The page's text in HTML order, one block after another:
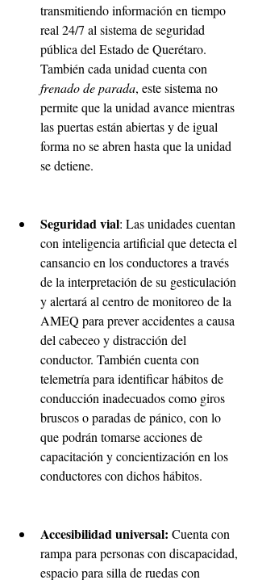
transmitiendo información en tiempo
real 24/7 al sistema de seguridad
pública del Estado de Querétaro.
También cada unidad cuenta con
frenado de parada, este sistema no
permite que la unidad avance mientras
las puertas están abiertas y de igual
forma no se abren hasta que la unidad
se detiene.
Seguridad vial: Las unidades cuentan
con inteligencia artificial que detecta el
cansancio en los conductores a través
de la interpretación de su gesticulación
y alertará al centro de monitoreo de la
AMEQ para prever accidentes a causa
del cabeceo y distracción del
conductor. También cuenta con
telemetría para identificar hábitos de
conducción inadecuados como giros
bruscos o paradas de pánico, con lo
que podrán tomarse acciones de
capacitación y concientización en los
conductores con dichos hábitos.
Accesibilidad universal: Cuenta con
rampa para personas con discapacidad,
espacio para silla de ruedas con